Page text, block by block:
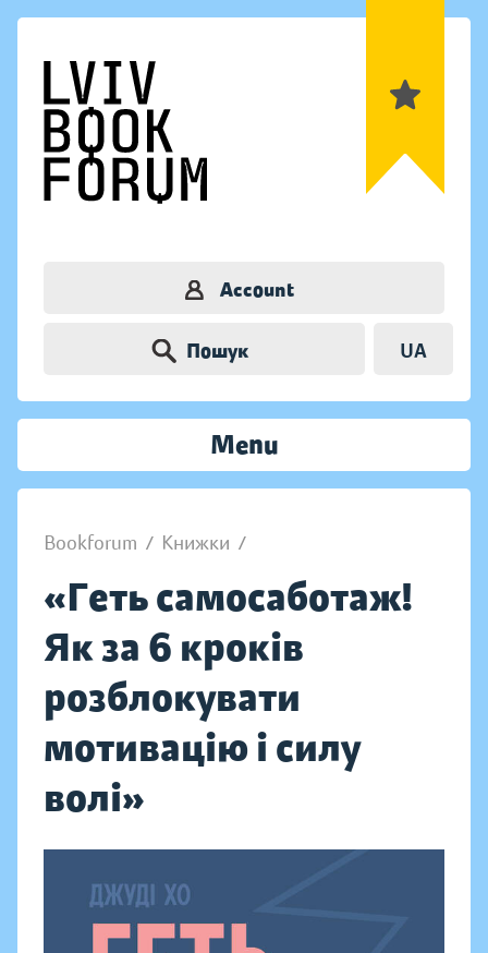
Account
Пошук UA
Menu
Bookforum / Книжки /
«Геть самосаботаж!
Як за 6 кроків
розблокувати
мотивацію і силу
волі»